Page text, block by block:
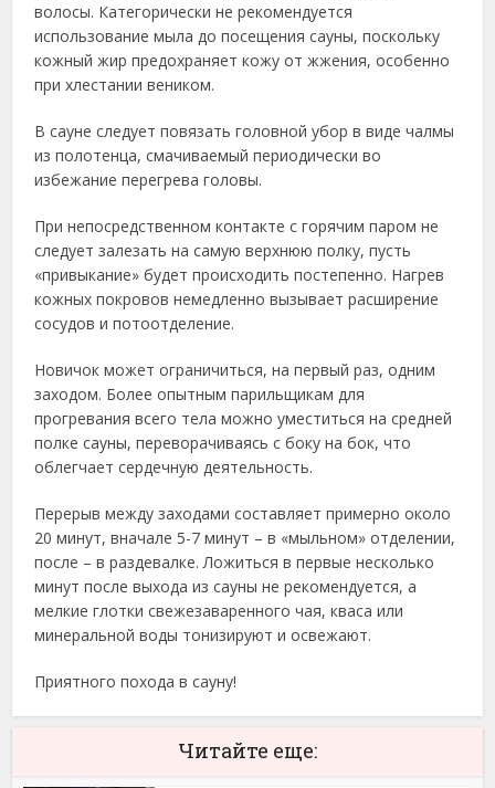
волосы. Категорически не рекомендуется
использование мыла до посещения сауны, поскольку
кожный жир предохраняет кожу от жжения, особенно
при хлестании веником.
В сауне следует повязать головной убор в виде чалмы
из полотенца, смачиваемый периодически во
избежание перегрева головы.
При непосредственном контакте с горячим паром не
следует залезать на самую верхнюю полку, пусть
«привыкание» будет происходить постепенно. Нагрев
кожных покровов немедленно вызывает расширение
сосудов и потоотделение.
Новичок может ограничиться, на первый раз, одним
заходом. Более опытным парильщикам для
прогревания всего тела можно уместиться на средней
полке сауны, переворачиваясь с боку на бок, что
облегчает сердечную деятельность.
Перерыв между заходами составляет примерно около
20 минут, вначале 5-7 минут – в «мыльном» отделении,
после – в раздевалке. Ложиться в первые несколько
минут после выхода из сауны не рекомендуется, а
мелкие глотки свежезаваренного чая, кваса или
минеральной воды тонизируют и освежают.
Приятного похода в сауну!
Читайте еще: